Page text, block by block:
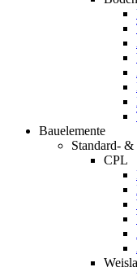
Bauelemente
Standard- &
CPL